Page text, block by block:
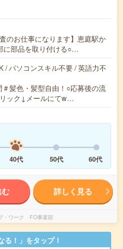
のお仕事になります】恵庭駅か
に部品を取り付ける○…
/ パソコンスキル不要 / 英語力不
髪色・髪型自由！○応募後の流
ック↓メールにてw…
40代 50代 60代
む 詳しく見る
・ワーク FO事業部
！」をタップ！